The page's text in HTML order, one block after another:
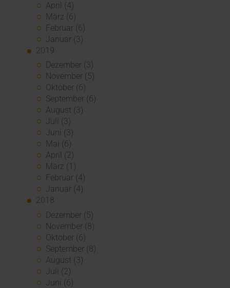
April (4)
März (6)
Februar (6)
Januar (3)
2019
Dezember (3)
November (5)
Oktober (6)
September (6)
August (3)
Juli (3)
Juni (3)
Mai (6)
April (2)
März (1)
Februar (4)
Januar (4)
2018
Dezember (5)
November (8)
Oktober (6)
September (8)
August (3)
Juli (2)
Juni (6)